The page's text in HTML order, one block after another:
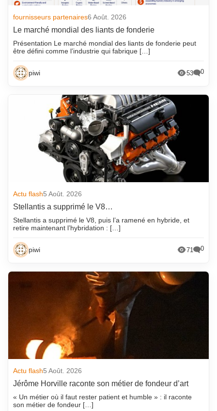
fournisseurs partenaires6 Août. 2026
Le marché mondial des liants de fonderie
Présentation Le marché mondial des liants de fonderie peut
être défini comme l’industrie qui fabrique […]
piwi 53 0
Actu flash5 Août. 2026
Stellantis a supprimé le V8…
Stellantis a supprimé le V8, puis l’a ramené en hybride, et
retire maintenant l’hybridation : […]
piwi 71 0
Actu flash5 Août. 2026
Jérôme Horville raconte son métier de fondeur d’art
« Un métier où il faut rester patient et humble » : il raconte
son métier de fondeur […]